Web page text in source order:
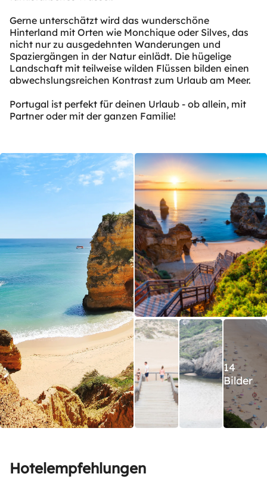
Gerne unterschätzt wird das wunderschöne
Hinterland mit Orten wie Monchique oder Silves, das
nicht nur zu ausgedehnten Wanderungen und
Spaziergängen in der Natur einlädt. Die hügelige
Landschaft mit teilweise wilden Flüssen bilden einen
abwechslungsreichen Kontrast zum Urlaub am Meer.
Portugal ist perfekt für deinen Urlaub - ob allein, mit
Partner oder mit der ganzen Familie!
14
Bilder
Hotelempfehlungen